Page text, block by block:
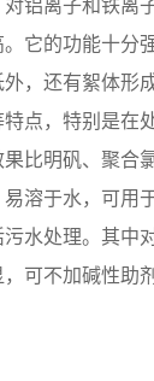
它的功能十分
，还有絮体形
点，特别是在
比明矾、聚合
溶于水，可用
水处理。其中
可不加碱性助